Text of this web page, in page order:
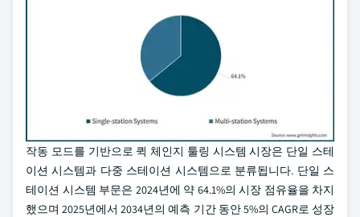
작동 모드를 기반으로 퀵 체인지 툴링 시스템 시장은 단일 스테
이션 시스템과 다중 스테이션 시스템으로 분류됩니다. 단일 스
테이션 시스템 부문은 2024년에 약 64.1%의 시장 점유율을 차지
했으며 2025년에서 2034년의 예측 기간 동안 5%의 CAGR로 성장